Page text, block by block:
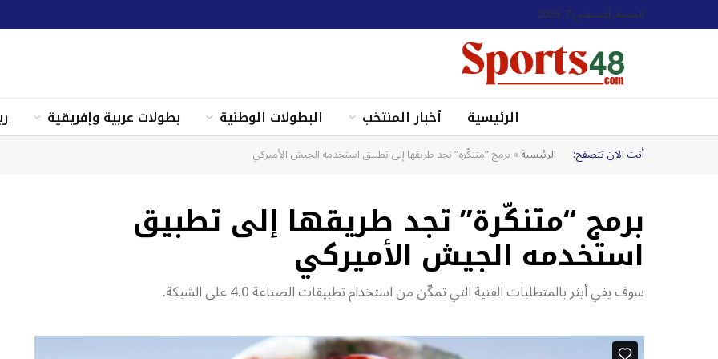
الجمعة, أغسطس 7, 2026
الرئيسية أخبار المنتخب البطولات الوطنية بطولات عربية وإفريقية
أنت الآن تتصفح: الرئيسية»برمج “متنكّرة” تجد طريقها إلى تطبيق استخدمه الجيش الأميركي
برمج “متنكّرة” تجد طريقها إلى تطبيق
استخدمه الجيش الأميركي
سوف يفي أيثر بالمتطلبات الفنية التي تمكّن من استخدام تطبيقات الصناعة 4.0 على الشبكة.